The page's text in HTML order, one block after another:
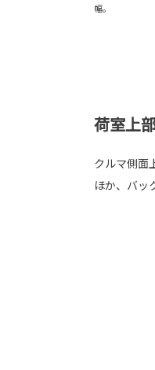
幅。
荷室上
クルマ側面
ほか、バッ